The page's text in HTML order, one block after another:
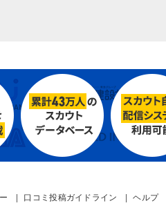
口コミ投稿ガイドライン ヘルプ